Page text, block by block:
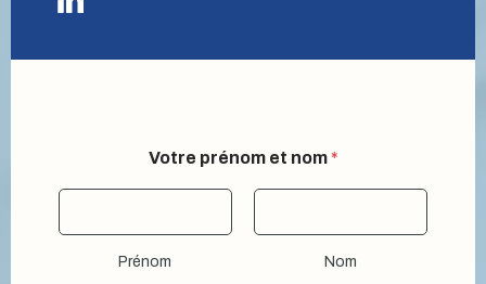
t
Votre prénom et nom *
Prénom Nom